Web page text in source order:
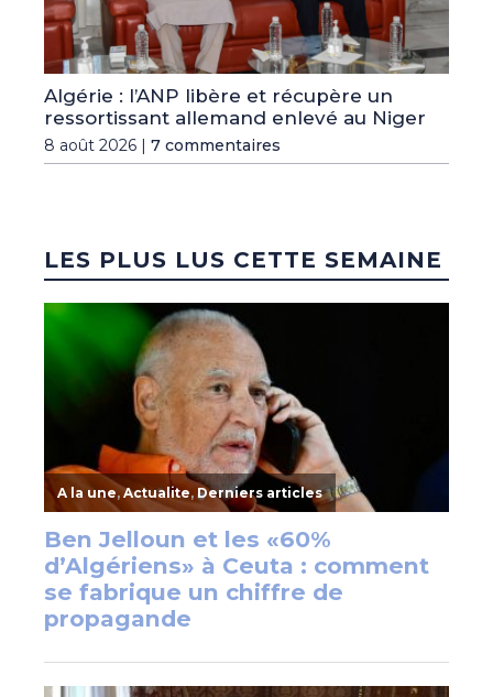
Algérie : l’ANP libère et récupère un
ressortissant allemand enlevé au Niger
8 août 2026 | 7 commentaires
LES PLUS LUS CETTE SEMAINE